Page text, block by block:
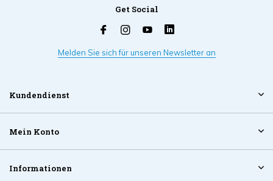
Get Social
Melden Sie sich für unseren Newsletter an
Kundendienst
Mein Konto
Informationen